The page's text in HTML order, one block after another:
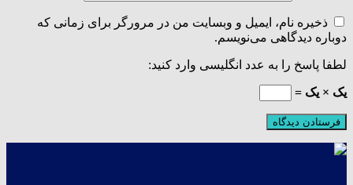
ذخیره نام، ایمیل و وبسایت من در مرورگر برای زمانی که
دوباره دیدگاهی می‌نویسم.
لطفا پاسخ را به عدد انگلیسی وارد کنید:
یک × یک =